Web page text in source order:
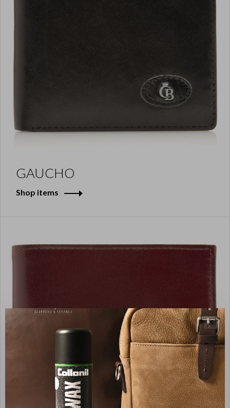
GAUCHO
Shop items
✕